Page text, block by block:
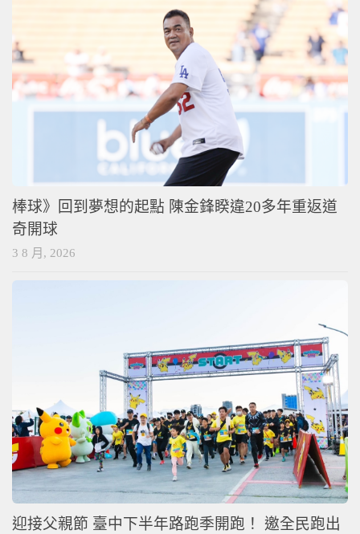
棒球》回到夢想的起點 陳金鋒睽違20多年重返道
奇開球
3 8 月, 2026
迎接父親節 臺中下半年路跑季開跑！ 邀全民跑出